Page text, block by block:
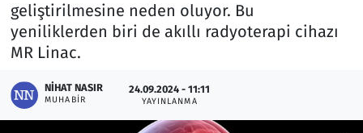
geliştirilmesine neden oluyor. Bu
yeniliklerden biri de akıllı radyoterapi cihazı
MR Linac.
NIHAT NASIR
MUHABIR
24.09.2024 - 11:11
YAYINLANMA
Lezzet Durağı
Memur ve Kamu
Otomobil